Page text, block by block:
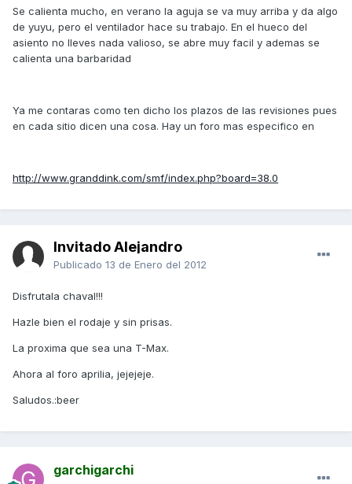
Se calienta mucho, en verano la aguja se va muy arriba y da algo
de yuyu, pero el ventilador hace su trabajo. En el hueco del
asiento no lleves nada valioso, se abre muy facil y ademas se
calienta una barbaridad
Ya me contaras como ten dicho los plazos de las revisiones pues
en cada sitio dicen una cosa. Hay un foro mas especifico en
http://www.granddink.com/smf/index.php?board=38.0
Invitado Alejandro
Publicado 13 de Enero del 2012
Disfrutala chaval!!!
Hazle bien el rodaje y sin prisas.
La proxima que sea una T-Max.
Ahora al foro aprilia, jejejeje.
Saludos.:beer
garchigarchi